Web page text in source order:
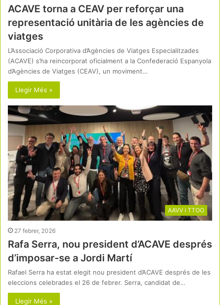
ACAVE torna a CEAV per reforçar una
representació unitària de les agències de
viatges
L’Associació Corporativa d’Agències de Viatges Especialitzades
(ACAVE) s’ha reincorporat oficialment a la Confederació Espanyola
d’Agències de Viatges (CEAV), un moviment…
Llegir Més »
AAVV i TTOO
27 febrer, 2026
Rafa Serra, nou president d’ACAVE després
d’imposar-se a Jordi Martí
Rafael Serra ha estat elegit nou president d’ACAVE després de les
eleccions celebrades el 26 de febrer. Serra, candidat de…
Llegir Més »